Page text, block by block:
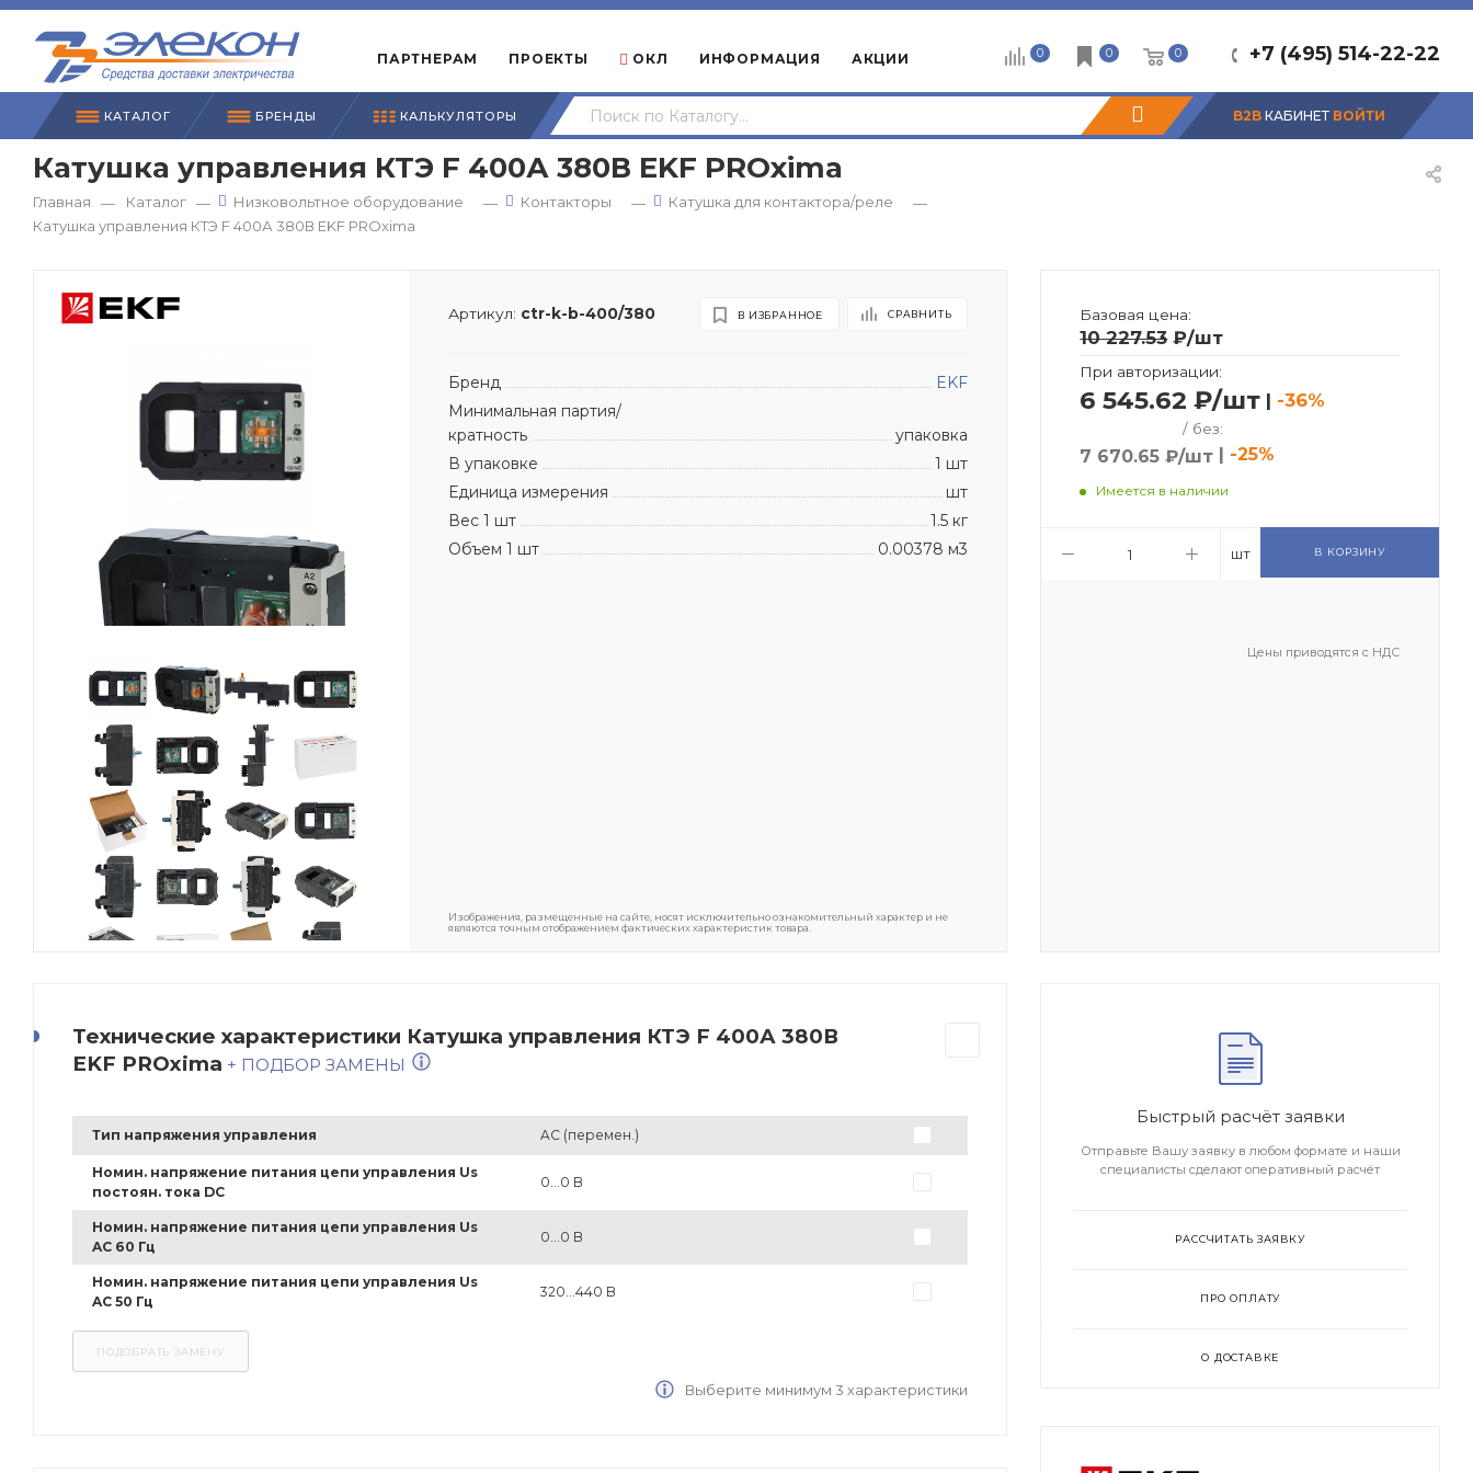
ПАРТНЕРАМ ПРОЕКТЫ ОКЛ ИНФОРМАЦИЯ АКЦИИ +7 (495) 514-22-22
0 0 0
B2B КАБИНЕТ ВОЙТИ
КАТАЛОГ БРЕНДЫ КАЛЬКУЛЯТОРЫ
Катушка управления КТЭ F 400А 380В EKF PROxima
Главная — Каталог — Низковольтное оборудование — Контакторы — Катушка для контактора/реле
—
Катушка управления КТЭ F 400А 380В EKF PROxima
Артикул: ctr-k-b-400/380 В ИЗБРАННОЕ СРАВНИТЬ
Бренд
EKF
Минимальная партия/
кратность
упаковка
В упаковке
1 шт
Единица измерения
шт
Вес 1 шт
1.5 кг
Объем 1 шт
0.00378 м3
Изображения, размещенные на сайте, носят исключительно ознакомительный характер и не
являются точным отображением фактических характеристик товара.
Базовая цена:
10 227.53₽/шт
При авторизации:
6 545.62 ₽/шт | -36%
/ без:
7 670.65 ₽/шт | -25%
Имеется в наличии
шт В КОРЗИНУ
Цены приводятся с НДС
Технические характеристики Катушка управления КТЭ F 400А 380В
EKF PROxima + ПОДБОР ЗАМЕНЫ
Тип напряжения управления AC (перемен.)
Номин. напряжение питания цепи управления Us
постоян. тока DC
0...0 В
Номин. напряжение питания цепи управления Us
AC 60 Гц
0...0 В
Номин. напряжение питания цепи управления Us
AC 50 Гц
320...440 В
Выберите минимум 3 характеристики
Быстрый расчёт заявки
Отправьте Вашу заявку в любом формате и наши
специалисты сделают оперативный расчёт
РАССЧИТАТЬ ЗАЯВКУ
ПРО ОПЛАТУ
О ДОСТАВКЕ